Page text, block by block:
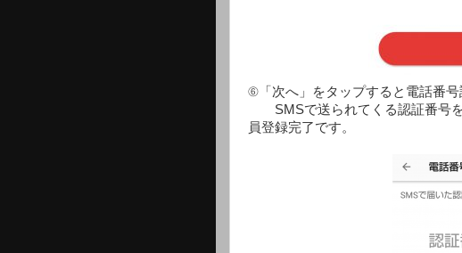
⑥「次へ」をタップすると電話番号
SMSで送られてくる認証番号を
員登録完了です。